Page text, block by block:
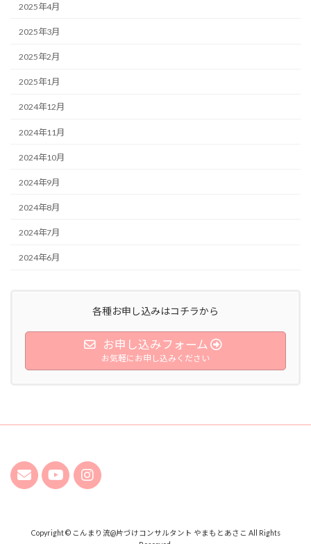
2025年4月
2025年3月
2025年2月
2025年1月
2024年12月
2024年11月
2024年10月
2024年9月
2024年8月
2024年7月
2024年6月
各種お申し込みはコチラから
お申し込みフォーム
お気軽にお申し込みください
Copyright © こんまり流@片づけコンサルタント やまもとあさこ All Rights